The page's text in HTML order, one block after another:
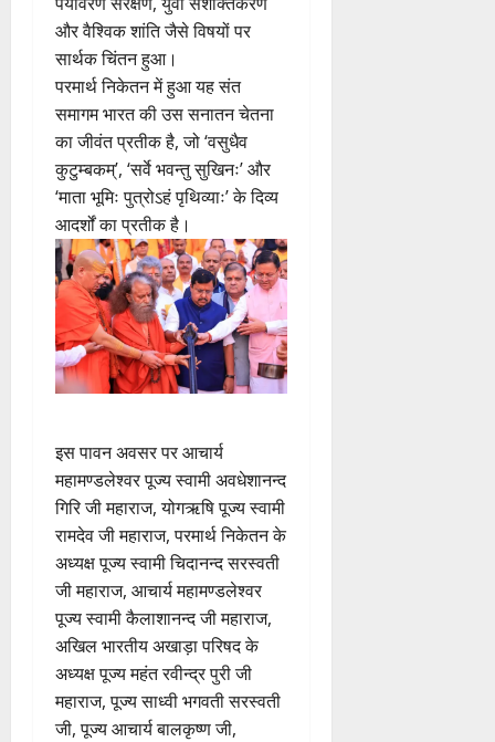
और वैश्विक शांति जैसे विषयों पर
सार्थक चिंतन हुआ।
परमार्थ निकेतन में हुआ यह संत
समागम भारत की उस सनातन चेतना
का जीवंत प्रतीक है, जो ‘वसुधैव
कुटुम्बकम्’, ‘सर्वे भवन्तु सुखिनः’ और
‘माता भूमिः पुत्रोऽहं पृथिव्याः’ के दिव्य
आदर्शों का प्रतीक है।
इस पावन अवसर पर आचार्य
महामण्डलेश्वर पूज्य स्वामी अवधेशानन्द
गिरि जी महाराज, योगऋषि पूज्य स्वामी
रामदेव जी महाराज, परमार्थ निकेतन के
अध्यक्ष पूज्य स्वामी चिदानन्द सरस्वती
जी महाराज, आचार्य महामण्डलेश्वर
पूज्य स्वामी कैलाशानन्द जी महाराज,
अखिल भारतीय अखाड़ा परिषद के
अध्यक्ष पूज्य महंत रवीन्द्र पुरी जी
महाराज, पूज्य साध्वी भगवती सरस्वती
जी, पूज्य आचार्य बालकृष्ण जी,